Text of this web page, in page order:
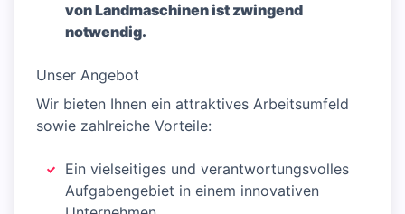
von Landmaschinen ist zwingend
notwendig.
Unser Angebot
Wir bieten Ihnen ein attraktives Arbeitsumfeld
sowie zahlreiche Vorteile:
Ein vielseitiges und verantwortungsvolles
Aufgabengebiet in einem innovativen